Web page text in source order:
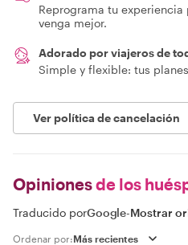
Reprograma tu
venga mejor.
Adorado por viajeros de
Simple y flexible: tus
Ver política de cancelación
Opinionesde los
Traducido porGoogle-Mostrar
Ordenar por: